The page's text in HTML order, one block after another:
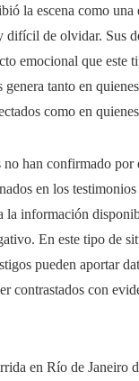
la escena como una
difícil de olvidar. Sus
emocional que este
genera tanto en
como en
no han confirmado por
en los
la información
En este tipo de
pueden aportar
contrastados con
en Río de Janeiro